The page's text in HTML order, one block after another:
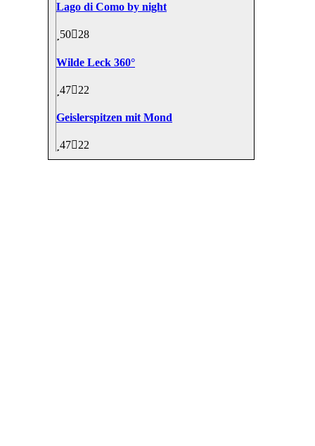
Lago di Como by night
50 28
Wilde Leck 360°
47 22
Geislerspitzen mit Mond
47 22